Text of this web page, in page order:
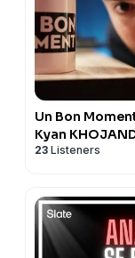
Un Bon
Kyan
NAVO
23 Listeners